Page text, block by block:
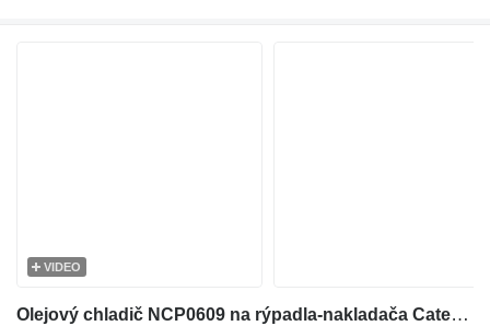
VIDEO
Olejový chladič NCP0609 na rýpadla-nakladača Caterpillar 416E , 432E , 420E , 442E , 434E , 422E , 444E , 428E